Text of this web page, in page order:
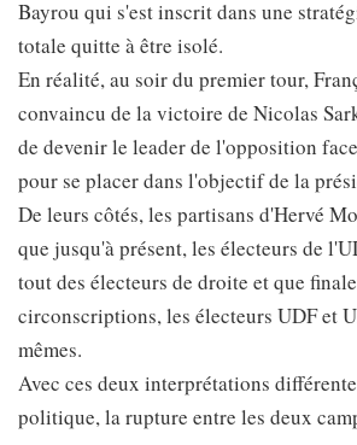
Bayrou qui s'est inscrit dans une
totale quitte à être isolé.
En réalité, au soir du premier tour,
convaincu de la victoire de Nicolas
de devenir le leader de l'opposition
pour se placer dans l'objectif de la
De leurs côtés, les partisans d'Hervé
que jusqu'à présent, les électeurs de
tout des électeurs de droite et que
circonscriptions, les électeurs UDF et
mêmes.
Avec ces deux interprétations
politique, la rupture entre les deux